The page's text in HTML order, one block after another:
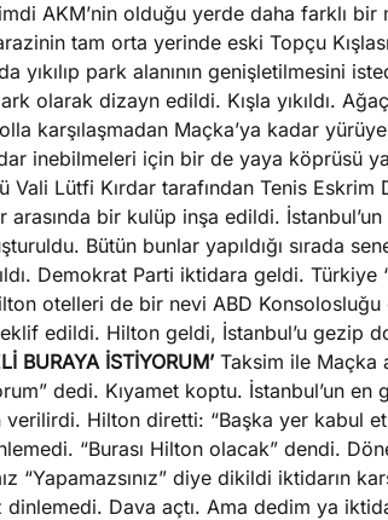
AKM’nin olduğu yerde daha farklı
tam orta yerinde eski Topçu
yıkılıp park alanının genişletilmesini
olarak dizayn edildi. Kışla yıkıldı.
karşılaşmadan Maçka’ya kadar
inebilmeleri için bir de yaya köprüsü
Lütfi Kırdar tarafından Tenis Eskrim
bir kulüp inşa edildi.
Bütün bunlar yapıldığı sırada sene
Demokrat Parti iktidara geldi. Türkiye
otelleri de bir nevi ABD
edildi. Hilton geldi, İstanbul’u gezip
BURAYA İSTİYORUM’Taksim ile Maçka
dedi. Kıyamet koptu. İstanbul’un en
verilirdi. Hilton diretti: “Başka yer kabul
“Burası Hilton olacak” dendi.
“Yapamazsınız” diye dikildi iktidarın
dinlemedi. Dava açtı. Ama dedim ya